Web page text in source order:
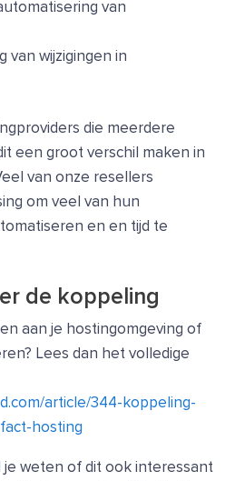
van
van wijzigingen in
die meerdere
een groot verschil maken in
van onze resellers
om veel van hun
en en tijd te
de koppeling
aan je hostingomgeving of
Lees dan het volledige
article/344-koppeling-
hosting
je weten of dit ook interessant